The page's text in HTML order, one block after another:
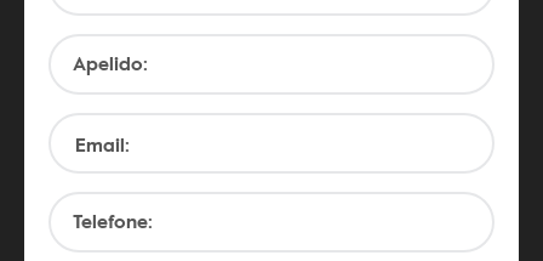
Apelido:
Email:
Telefone: